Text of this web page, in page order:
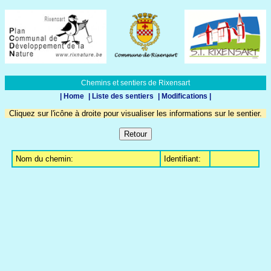
Chemins et sentiers de Rixensart
| Home
| Liste des sentiers | Modifications |
Cliquez sur l'icône à droite pour visualiser les informations sur le sentier.
Nom du chemin: Identifiant: